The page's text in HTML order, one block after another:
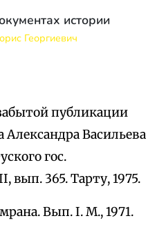
истории
Георгиевич
публикации
Александра Васильева
гос.
вып. 365. Тарту, 1975.
Вып. I. M., 1971.